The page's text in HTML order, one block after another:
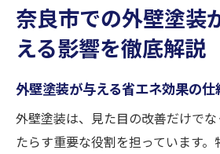
奈良市での外壁塗装
える影響を徹底解説
外壁塗装が与える省エネ効果の仕
外壁塗装は、見た目の改善だけで
たらす重要な役割を担っています